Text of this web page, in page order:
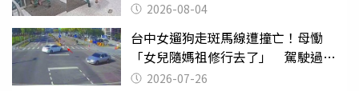
2026-08-04
台中女遛狗走斑馬線遭撞亡！母慟
「女兒隨媽祖修行去了」 駕駛過失
致死判9月
2026-07-26